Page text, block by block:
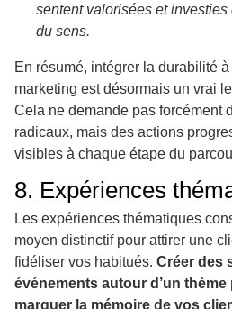
sentent valorisées et investies
du sens.
En résumé, intégrer la durabilité
marketing est désormais un vrai
Cela ne demande pas forcément
radicaux, mais des actions
visibles à chaque étape du
8. Expériences
Les expériences thématiques
moyen distinctif pour attirer une
fidéliser vos habitués. Créer des
événements autour d’un
marquer la mémoire de vos